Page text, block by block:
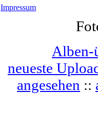
Impressum
Alben-
neueste
angesehen ::